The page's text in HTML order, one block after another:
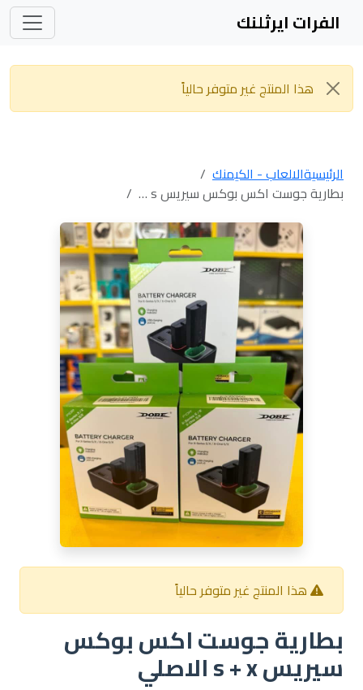
الفرات ايرثلنك
هذا المنتج غير متوفر حالياً
الرئيسيةالالعاب - الكيمنك
بطارية جوست اكس بوكس سيريس s …
هذا المنتج غير متوفر حالياً
بطارية جوست اكس بوكس
سيريس s + x الاصلي